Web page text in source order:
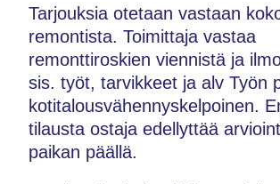
Tarjouksia otetaan vastaan
remontista. Toimittaja vastaa
remonttiroskien viennistä ja
sis. työt, tarvikkeet ja alv Työn
kotitalousvähennyskelpoinen.
tilausta ostaja edellyttää
paikan päällä.